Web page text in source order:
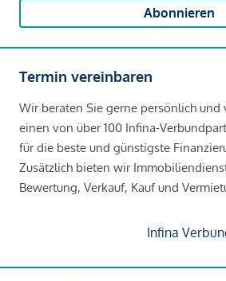
Abonnieren
Termin vereinbaren
Wir beraten Sie gerne persönlich und
einen von über 100 Infina-
für die beste und günstigste
Zusätzlich bieten wir
Bewertung, Verkauf, Kauf und
Infina